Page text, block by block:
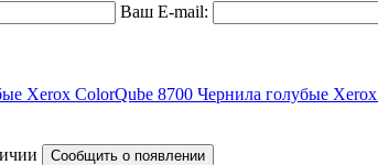
Ваш E-mail:
Чернила голубые
Сообщить о появлении